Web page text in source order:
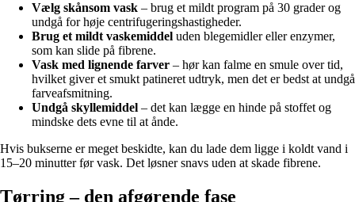
Vælg skånsom vask – brug et mildt program på 30 grader og
undgå for høje centrifugeringshastigheder.
Brug et mildt vaskemiddel uden blegemidler eller enzymer,
som kan slide på fibrene.
Vask med lignende farver – hør kan falme en smule over tid,
hvilket giver et smukt patineret udtryk, men det er bedst at undgå
farveafsmitning.
Undgå skyllemiddel – det kan lægge en hinde på stoffet og
mindske dets evne til at ånde.
Hvis bukserne er meget beskidte, kan du lade dem ligge i koldt vand i
15–20 minutter før vask. Det løsner snavs uden at skade fibrene.
Tørring – den afgørende fase